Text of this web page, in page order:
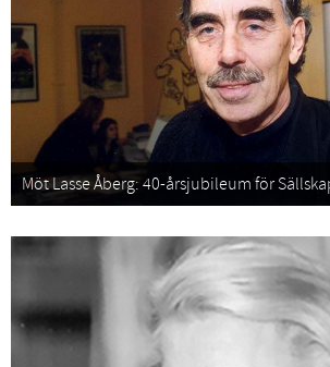
Möt Lasse Åberg: 40-årsjubileum för